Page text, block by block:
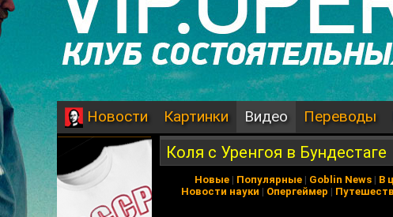
Новости Картинки Видео Переводы
Коля с Уренгоя в Бундестаге
Новые | Популярные | Goblin News | В
Новости науки | Опергеймер |